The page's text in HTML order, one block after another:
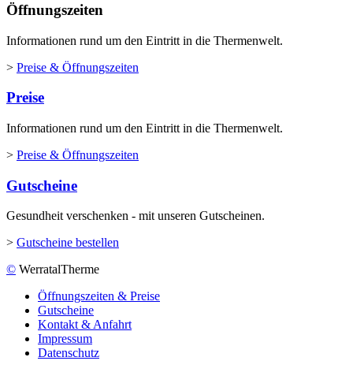
Öffnungszeiten
Informationen rund um den Eintritt in die Thermenwelt.
> Preise & Öffnungszeiten
Preise
Informationen rund um den Eintritt in die Thermenwelt.
> Preise & Öffnungszeiten
Gutscheine
Gesundheit verschenken - mit unseren Gutscheinen.
> Gutscheine bestellen
© WerratalTherme
Öffnungszeiten & Preise
Gutscheine
Kontakt & Anfahrt
Impressum
Datenschutz